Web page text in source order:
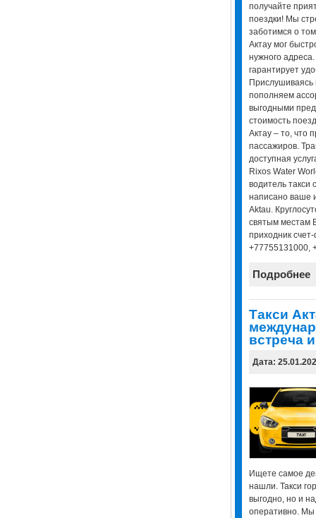
получайте
поездки! Мы
заботимся о
Актау мог
нужного адреса.
гарантирует
Прислушиваясь
пополняем
выгодными
стоимость
Актау – то, что
пассажиров.
доступная
Rixos Water
водитель такси
написано ваше
Aktau.
святым местам
приходник
+77755131000,
Подробнее
Такси
встреча
Дата:
Ищете самое
нашли. Такси
выгодно, но и
оперативно. Мы